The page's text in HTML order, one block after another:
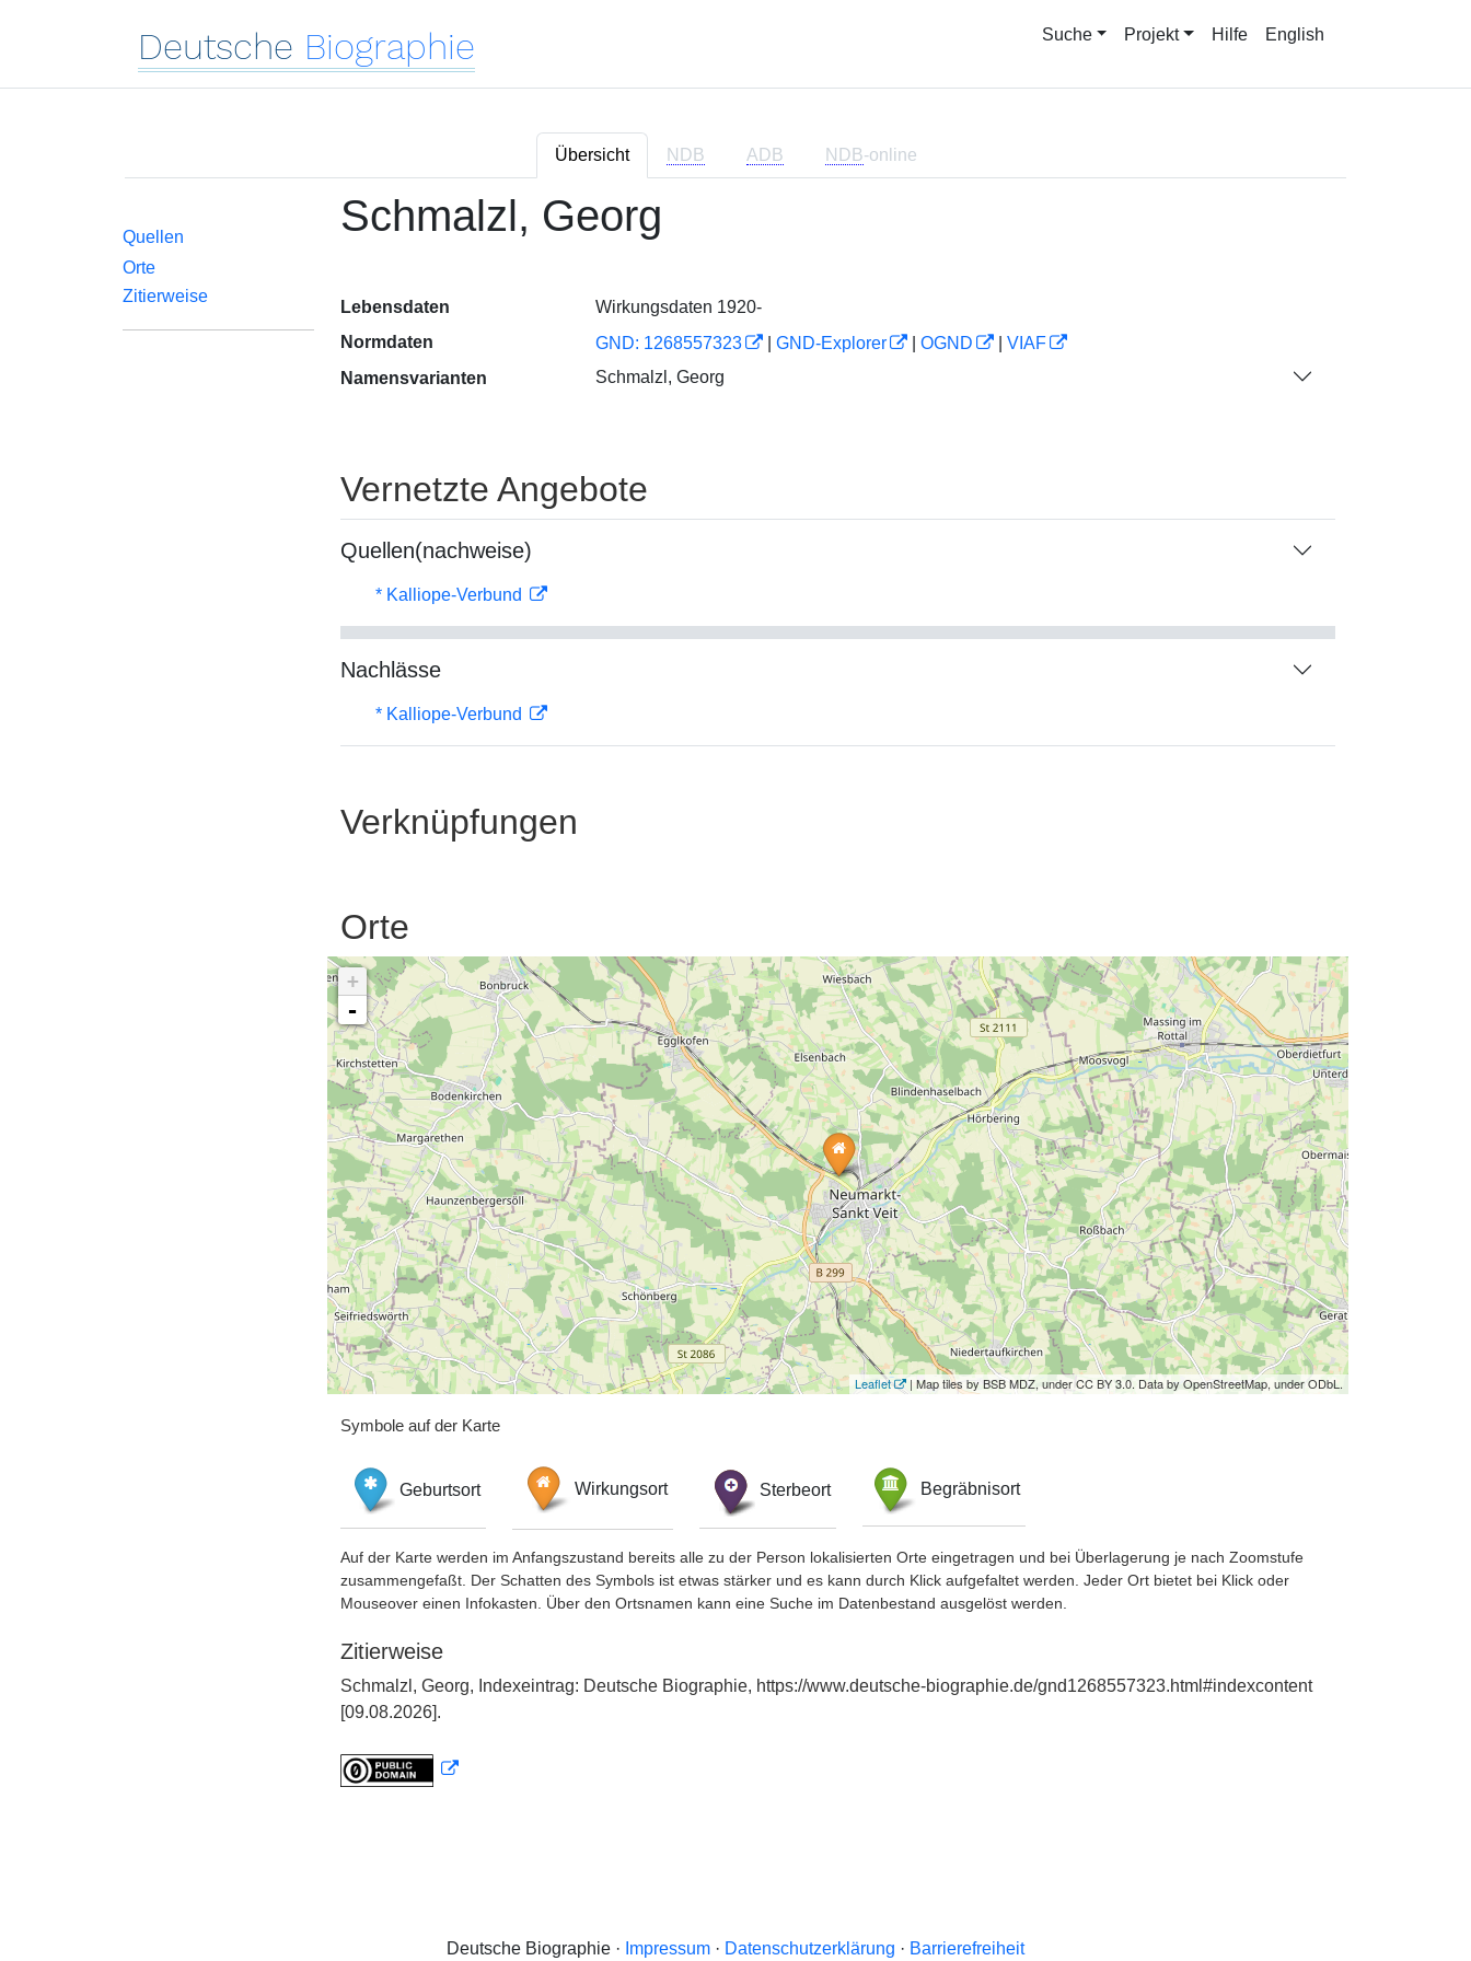
Deutsche Biographie Suche Projekt Hilfe English
Übersicht NDB ADB NDB-online
Quellen
Orte
Zitierweise
Schmalzl, Georg
Lebensdaten
Wirkungsdaten 1920-
Normdaten
GND: 1268557323 GND-Explorer OGND
VIAF
Namensvarianten
Schmalzl, Georg
Vernetzte Angebote
Quellen(nachweise)
* Kalliope-Verbund
Nachlässe
* Kalliope-Verbund
Verknüpfungen
Orte
+
-
Leaflet | Map tiles by BSB MDZ, under CC BY 3.0. Data by OpenStreetMap, under ODbL.
Symbole auf der Karte
Geburtsort Wirkungsort Sterbeort Begräbnisort
Auf der Karte werden im Anfangszustand bereits alle zu der Person lokalisierten Orte eingetragen und bei Überlagerung je nach Zoomstufe
zusammengefaßt. Der Schatten des Symbols ist etwas stärker und es kann durch Klick aufgefaltet werden. Jeder Ort bietet bei Klick oder
Mouseover einen Infokasten. Über den Ortsnamen kann eine Suche im Datenbestand ausgelöst werden.
Zitierweise
Schmalzl, Georg, Indexeintrag: Deutsche Biographie, https://www.deutsche-biographie.de/gnd1268557323.html#indexcontent
[09.08.2026].
Deutsche Biographie · Impressum · Datenschutzerklärung · Barrierefreiheit